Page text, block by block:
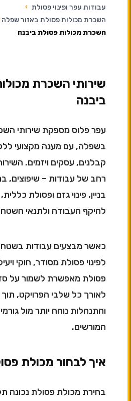
עבודות עפר ופינוי פסולת ›
השכרת מכולות פסולת באזור שפלה
השכרת מכולות פסולת ביבנה
שירותי השכרת
ביבנה
עפר פלוס מספקת שירותי
בשפלה, עם מענה מקצועי
קבלנים, עסקים ויזמים.
רחב של עבודות – שיפוצים,
בניין, פינוי גזם ופסולת
להיקף העבודה ולתנאי
כאשר מבצעים עבודות
לפינוי פסולת מסודר, חוקי
פסולת מאפשרת לשמור על
לאורך כל שלבי הפרויקט, תוך
והתנהלות נוחה יותר מול
המורשים.
איך לבחור מכולת
בחירת מכולת פסולת נכונה